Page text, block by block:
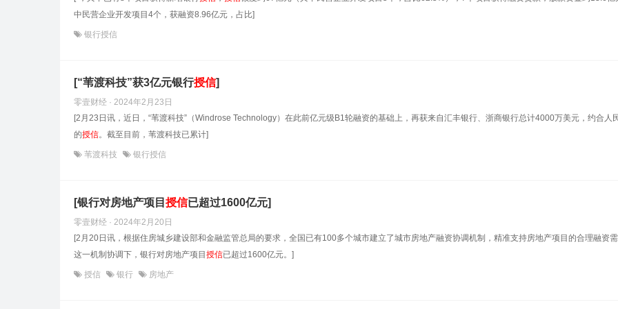
中民营企业开发项目4个，获融资8.96亿元，占比]
银行授信
[“苇渡科技”获3亿元银行授信]
零壹财经 · 2024年2月23日
[2月23日讯，近日，“苇渡科技”（Windrose Technology）在此前亿元级B1轮融资的基础上，再获来自汇丰银行、浙商银行总计4000万美元，约合人
的授信。截至目前，苇渡科技已累计]
苇渡科技 银行授信
[银行对房地产项目 授信已超过1600亿元]
零壹财经 · 2024年2月20日
[2月20日讯，根据住房城乡建设部和金融监管总局的要求，全国已有100多个城市建立了城市房地产融资协调机制，精准支持房地产项目的合理融资
这一机制协调下，银行对房地产项目 授信已超过1600亿元。]
授信 银行 房地产